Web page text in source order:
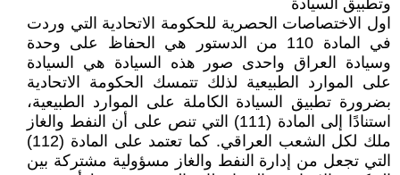
وتطبيق السيادة
اول الاختصاصات الحصرية للحكومة الاتحادية التي وردت
في المادة 110 من الدستور هي الحفاظ على وحدة
وسيادة العراق واحدى صور هذه السيادة هي السيادة
على الموارد الطبيعية لذلك تتمسك الحكومة الاتحادية
بضرورة تطبيق السيادة الكاملة على الموارد الطبيعية،
استنادًا إلى المادة (111) التي تنص على أن النفط والغاز
ملك لكل الشعب العراقي. كما تعتمد على المادة (112)
التي تجعل من إدارة النفط والغاز مسؤولية مشتركة بين